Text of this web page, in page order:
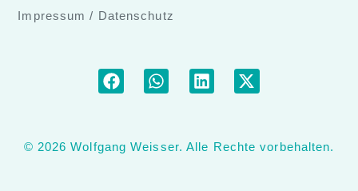
Impressum / Datenschutz
© 2026 Wolfgang Weisser. Alle Rechte vorbehalten.